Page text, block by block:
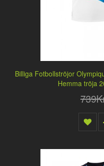
Billiga Fotbollströjor
Hemma tröja